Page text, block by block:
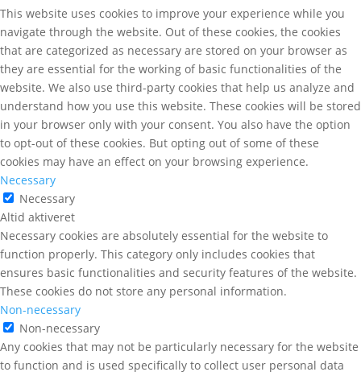
This website uses cookies to improve your experience while you
navigate through the website. Out of these cookies, the cookies
that are categorized as necessary are stored on your browser as
they are essential for the working of basic functionalities of the
website. We also use third-party cookies that help us analyze and
understand how you use this website. These cookies will be stored
in your browser only with your consent. You also have the option
to opt-out of these cookies. But opting out of some of these
cookies may have an effect on your browsing experience.
Necessary
Necessary
Altid aktiveret
Necessary cookies are absolutely essential for the website to
function properly. This category only includes cookies that
ensures basic functionalities and security features of the website.
These cookies do not store any personal information.
Non-necessary
Non-necessary
Any cookies that may not be particularly necessary for the website
to function and is used specifically to collect user personal data